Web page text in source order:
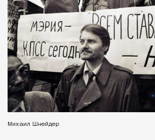
Михаил Шнейдер